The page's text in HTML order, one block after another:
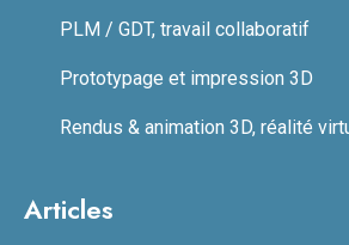
PLM / GDT, travail collaboratif
Prototypage et impression 3D
Rendus & animation 3D, réalité
Articles